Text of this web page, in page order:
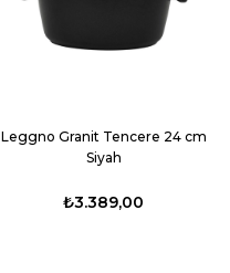
Leggno Granit Tencere 24 cm
Siyah
₺3.389,00